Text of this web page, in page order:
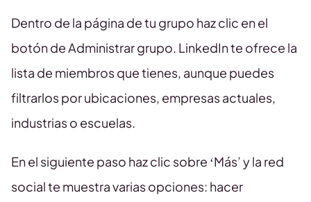
Dentro de la página de tu grupo haz clic en el
botón de Administrar grupo. LinkedIn te ofrece la
lista de miembros que tienes, aunque puedes
filtrarlos por ubicaciones, empresas actuales,
industrias o escuelas.
En el siguiente paso haz clic sobre ‘Más’ y la red
social te muestra varias opciones: hacer